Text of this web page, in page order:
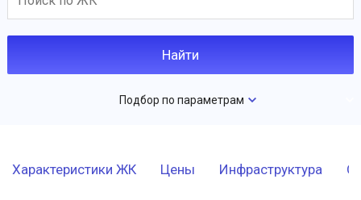
Подбор по параметрам
Характеристики ЖК Цены Инфраструктура